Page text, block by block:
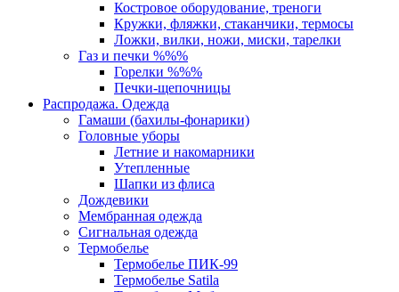
Костровое оборудование, треноги
Кружки, фляжки, стаканчики, термосы
Ложки, вилки, ножи, миски, тарелки
Газ и печки %%%
Горелки %%%
Печки-щепочницы
Распродажа. Одежда
Гамаши (бахилы-фонарики)
Головные уборы
Летние и накомарники
Утепленные
Шапки из флиса
Дождевики
Мембранная одежда
Сигнальная одежда
Термобелье
Термобелье ПИК-99
Термобелье Satila